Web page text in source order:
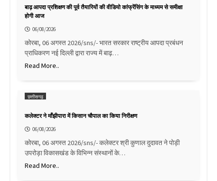
बाढ़ आपदा प्रशिक्षण की पूर्व तैयारियों की वीडियो कांफ्रेंसिंग के माध्यम से समीक्षा
होगी आज
06/08/2026
कोरबा, 06 अगस्त 2026/sns/- भारत सरकार राष्ट्रीय आपदा प्रबंधन
प्राधिकरण नई दिल्ली द्वारा राज्य में बाढ़…
Read More..
छत्तीसगढ़
कलेक्टर ने माँझीपारा में किसान चौपाल का किया निरीक्षण
06/08/2026
कोरबा, 06 अगस्त 2026/sns/- कलेक्टर श्री कुणाल दुदावत ने पोड़ी
उपरोड़ा विकासखंड के विभिन्न संस्थानों के…
Read More..